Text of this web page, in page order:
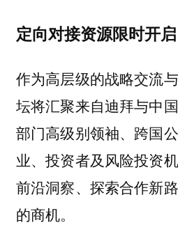
定向对接资源限时开启
作为高层级的战略交流
坛将汇聚来自迪拜与中
部门高级别领袖、跨国
业、投资者及风险投资
前沿洞察、探索合作新
的商机。